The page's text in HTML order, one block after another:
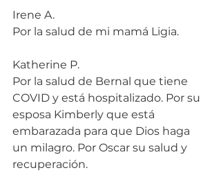
Irene A.
Por la salud de mi mamá Ligia.
Katherine P.
Por la salud de Bernal que tiene
COVID y está hospitalizado. Por su
esposa Kimberly que está
embarazada para que Dios haga
un milagro. Por Oscar su salud y
recuperación.